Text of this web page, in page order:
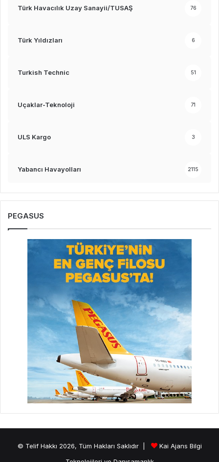
Türk Havacılık Uzay Sanayii/TUSAŞ 76
Türk Yıldızları 6
Turkish Technic 51
Uçaklar-Teknoloji 71
ULS Kargo 3
Yabancı Havayolları 2115
PEGASUS
© Telif Hakkı 2026, Tüm Hakları Saklıdır |
Kai Ajans Bilgi